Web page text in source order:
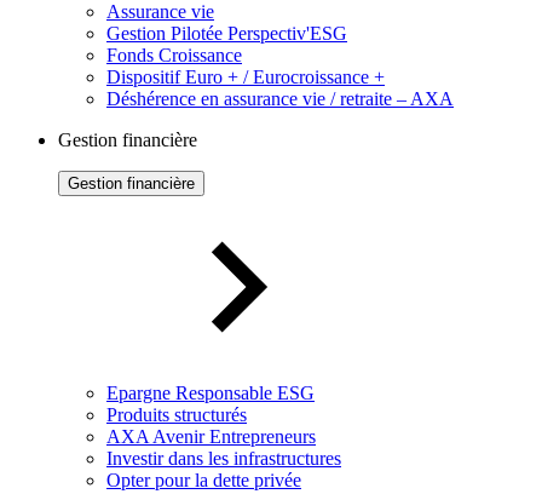
Assurance vie
Gestion Pilotée Perspectiv'ESG
Fonds Croissance
Dispositif Euro + / Eurocroissance +
Déshérence en assurance vie / retraite – AXA
Gestion financière
Gestion financière
Epargne Responsable ESG
Produits structurés
AXA Avenir Entrepreneurs
Investir dans les infrastructures
Opter pour la dette privée